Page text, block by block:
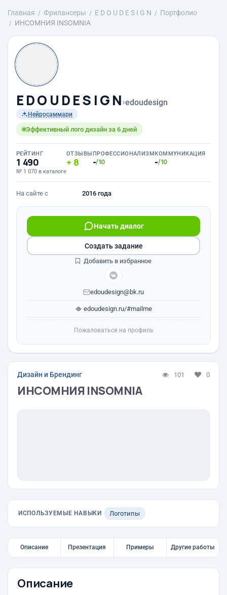
Главная Фрилансеры E D O U D E S I G N
Портфолио
ИНСОМНИЯ INSOMNIA
E D O U D E S I G N›edoudesign
Нейросаммари
Эффективный лого дизайн за 6 дней
РЕЙТИНГ
1 490
№ 1 070 в каталоге
ОТЗЫВЫ
8
ПРОФЕССИОНАЛИЗМ
-/10
КОММУНИКАЦИЯ
-/10
На сайте с 2016 года
Начать диалог
edoudesign@bk.ru
edoudesign.ru/#mailme
Создать задание
Добавить в избранное
Пожаловаться на профиль
Дизайн и Брендинг 101 0
ИНСОМНИЯ INSOMNIA
ИСПОЛЬЗУЕМЫЕ НАВЫКИ Логотипы
Описание Презентация Примеры Другие работы
Описание